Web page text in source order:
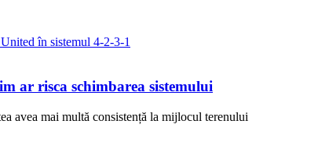
ar risca schimbarea sistemului
avea mai multă consistență la mijlocul terenului